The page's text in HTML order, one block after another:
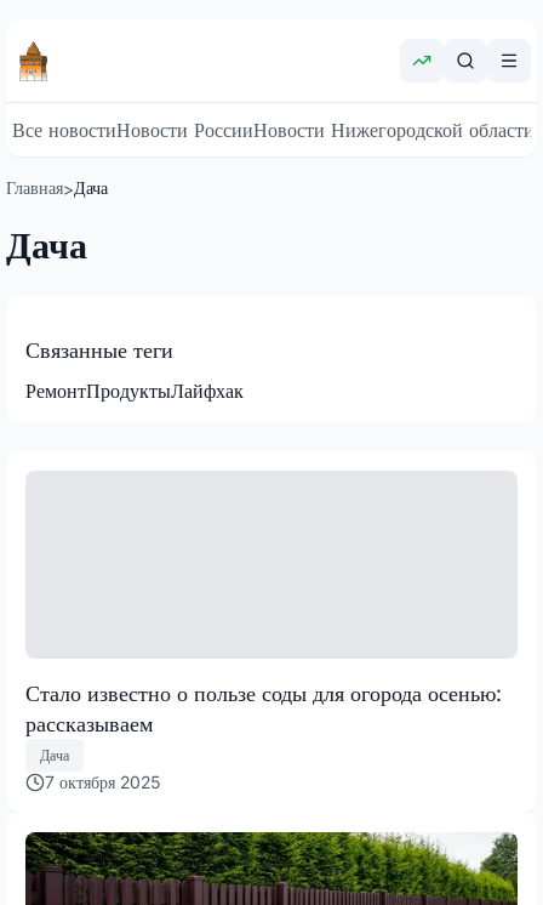
Все новостиНовости РоссииНовости Нижегородской области
Главная>Дача
Дача
Связанные теги
РемонтПродуктыЛайфхак
Стало известно о пользе соды для огорода осенью:
рассказываем
Дача
7 октября 2025